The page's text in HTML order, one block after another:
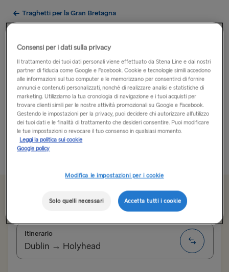
Traghetti per la Gran Bretagna
Un gioiello di città… con tanto di campagna!
Gioiello incastonato nella zona nord-orientale dell’East
Anglia, Norwich non è considerata imperdibile da
molti. Invece, si tratta di una meta eccezionale, che
secondo noi vi sorprenderà piacevolmente: ha
qualcosa per tutti...
Più informazioni
Da 179.50 € solo andata, auto e autista
Itinerario
Dublin → Holyhead
Consensi per i dati sulla privacy
Il trattamento dei tuoi dati personali viene effettuato da Stena Line e dai nostri
partner di fiducia come Google e Facebook. Cookie e tecnologie simili accedono
alle informazioni sul tuo computer e le memorizzano per consentirci di fornire
annunci e contenuti personalizzati, nonché di realizzare analisi e statistiche di
marketing. Utilizziamo la tua cronologia di navigazione e i tuoi acquisti per
trovare clienti simili per le nostre attività promozionali su Google e Facebook.
Gestendo le impostazioni per la privacy, puoi decidere chi autorizzare all’utilizzo
dei tuoi dati e le finalità di trattamento che desideri consentire. Puoi modificare
le tue impostazioni o revocare il tuo consenso in qualsiasi momento.
Leggi la politica sui cookie
Google policy
Modifica le impostazioni per i cookie
Solo quelli necessari Accetta tutti i cookie